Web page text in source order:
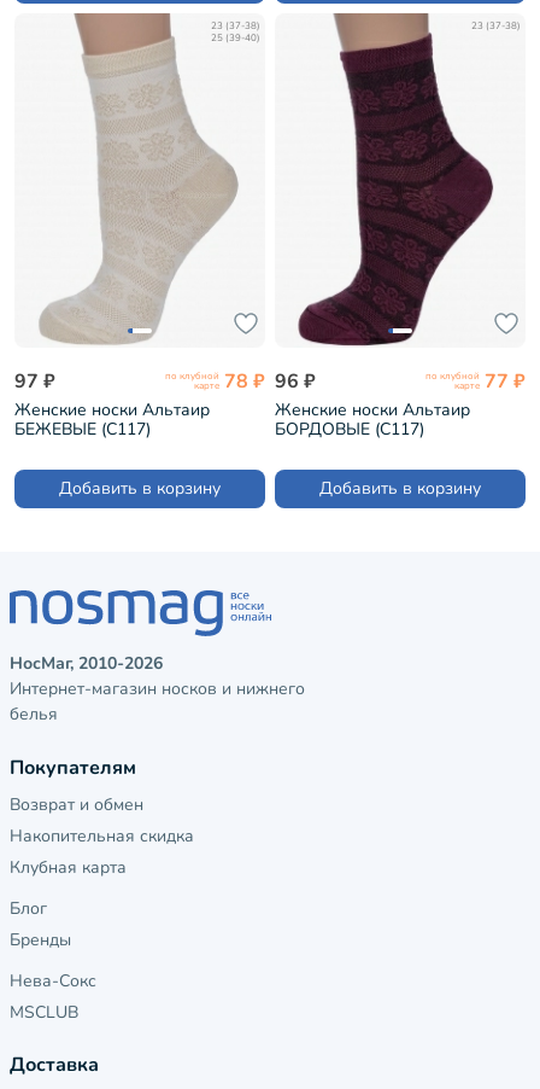
23 (37-38)
25 (39-40)
97 ₽ по клубной
карте 78 ₽
Женские носки Альтаир
БЕЖЕВЫЕ (С117)
Добавить в корзину
23 (37-38)
96 ₽ по клубной
карте 77 ₽
Женские носки Альтаир
БОРДОВЫЕ (С117)
Добавить в корзину
НосМаг, 2010-2026
Интернет-магазин носков и нижнего
белья
Покупателям
Возврат и обмен
Накопительная скидка
Клубная карта
Блог
Бренды
Нева-Сокс
MSCLUB
Доставка